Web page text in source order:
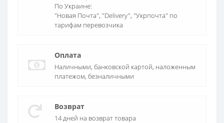
По Украине:
"Новая Почта", "Delivery", "Укрпочта" по
тарифам перевозчика
Оплата
Наличными, банковской картой, наложенным
платежом, безналичными
Возврат
14 дней на возврат товара